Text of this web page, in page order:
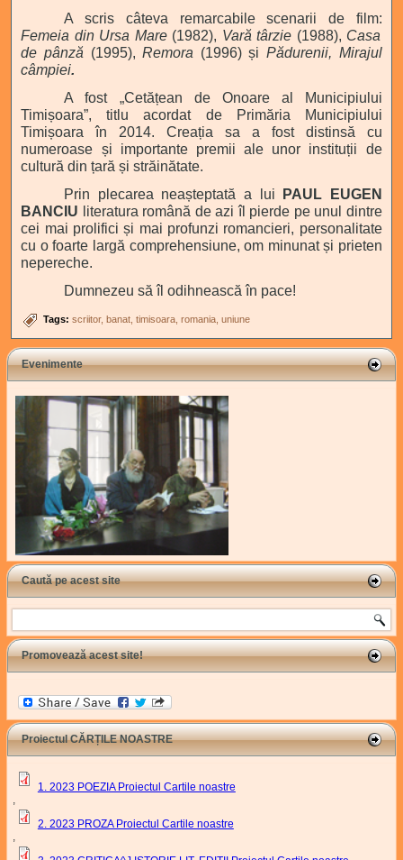
A scris câteva remarcabile scenarii de film:
Femeia din Ursa Mare (1982), Vară târzie (1988), Casa
de pânză (1995),Remora (1996) șiPădurenii, Mirajul
câmpiei.
A fost
„Cetățean de Onoare al Municipiului
Timișoara”, titlu acordat de Primăria Municipiului
Timișoara în 2014. Creația sa a fost distinsă cu
numeroase și importante premii ale unor instituții de
cultură din țară și străinătate.
Prin plecarea neașteptată a lui PAUL EUGEN
BANCIU literatura română de azi îl pierde pe unul dintre
cei mai prolifici și mai profunzi romancieri, personalitate
cu o foarte largă comprehensiune, om minunat și prieten
nepereche.
Dumnezeu să îl odihnească în pace!
Tags:scriitor banat timisoara romania uniune
Evenimente
Caută pe acest site
Search
Promovează acest site!
Proiectul CĂRȚILE NOASTRE
1. 2023 POEZIA Proiectul Cartile noastre
2. 2023 PROZA Proiectul Cartile noastre
,